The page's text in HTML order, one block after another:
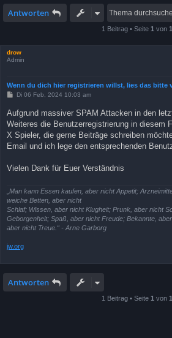
Antworten
1 Beitrag • Seite 1 von 1
drow
Admin
Wenn du dich hier registrieren willst, lies das bitte
B
t
r
a
g
Di 06 Feb, 2024 10:03 am
Aufgrund massiver SPAM Attacken in den
Weiteres die Benutzerregistrierung in diesem
X Spieler, die gerne Beiträge schreiben
Email und ich lege den entsprechenden
Vielen Dank für Euer Verständnis
„Man kann Essen kaufen, aber nicht Appetit;
weiche Betten, aber nicht
Schlaf; Wissen, aber nicht Klugheit; Prunk, aber nicht
Geborgenheit; Spaß, aber nicht Freude; Bekannte,
aber nicht Treue.“ - Arne Garborg
jw.org
Antworten
1 Beitrag • Seite 1 von 1